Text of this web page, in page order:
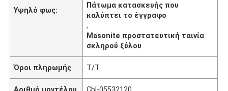
Υψηλό φως:
Πάτωμα κατασκευής που
καλύπτει το έγγραφο
,
Masonite προστατευτική ταινία
σκληρού ξύλου
Όροι πληρωμής T/T
Αριθμό μοντέλου Cbl-05532120